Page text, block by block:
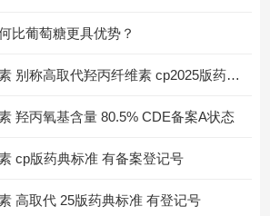
比葡萄糖更具优势？
药用级羟丙纤维素 别称高取代羟丙纤维素 cp2025版药典标准
羟丙氧基含量 80.5% CDE备案A状态
cp版药典标准 有备案登记号
高取代 25版药典标准 有登记号